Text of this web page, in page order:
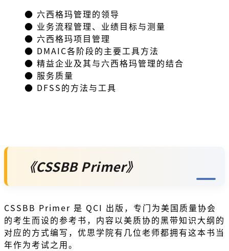
● 六西格玛管理的领导
● 业务流程管理、业绩目标与测量
● 六西格玛项目管理
● DMAIC各阶段的主要工具方法
● 精益企业及其与六西格玛管理的结合
● 服务质量
● DFSS的方法与工具
《CSSBB Primer》
CSSBB Primer 是 QCI 出版，专门为美国质量协会
的考生而设的参考书，内容以美质协的黑带知识大纲的
对应的方式编写，优思学院有几位老师都拥有这本书当
年作为考试之用。